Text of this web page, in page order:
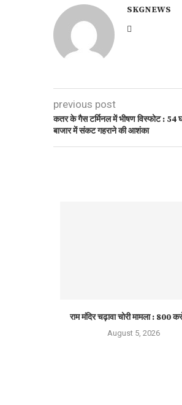
SKGNEWS
previous post
कतर के गैस टर्मिनल में भीषण विस्फोट : 54
बाजार में संकट गहराने की आशंका
राम मंदिर चढ़ावा चोरी मामला : 800
August 5, 2026